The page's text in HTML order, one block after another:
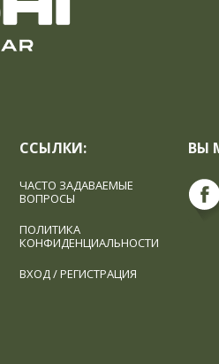
ССЫЛКИ:
ЧАСТО ЗАДАВАЕМЫЕ
ВОПРОСЫ
ПОЛИТИКА
КОНФИДЕНЦИАЛЬНОСТИ
ВХОД / РЕГИСТРАЦИЯ
ВЫ